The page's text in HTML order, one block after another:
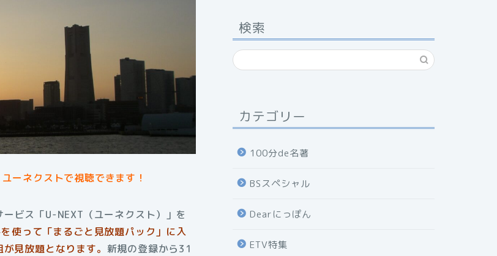
ーネクストで視聴できます！
ビス「U-NEXT（ユーネクスト）」を
使って「まるごと見放題パック」に入
見放題となります。 新規の登録から31
検索
カテゴリー
100分de名著
BSスペシャル
Dearにっぽん
ETV特集